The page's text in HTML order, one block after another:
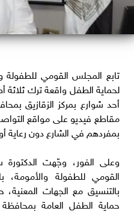
تابع المجلس القومي للطفولة
لحماية الطفل واقعة ترك
أحد شوارع بمركز الزقازيق
مقاطع فيديو على مواقع
بمفردهم في الشارع دون رعاية
وعلى الفور، وجّهت
القومي للطفولة والأمومة،
بالتنسيق مع الجهات
حماية الطفل العامة بمحافظة